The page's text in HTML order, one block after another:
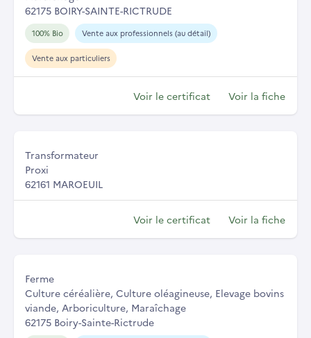
62175 BOIRY-SAINTE-RICTRUDE
100% Bio Vente aux professionnels (au détail)
Vente aux particuliers
Voir le certificat Voir la fiche
Transformateur
Proxi
62161 MAROEUIL
Voir le certificat Voir la fiche
Ferme
Culture céréalière, Culture oléagineuse, Elevage bovins
viande, Arboriculture, Maraîchage
62175 Boiry-Sainte-Rictrude